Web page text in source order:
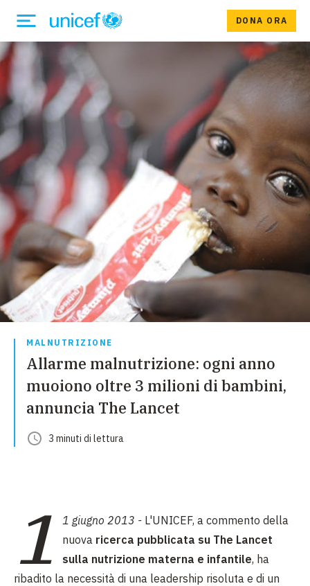
DONA ORA
MALNUTRIZIONE
Allarme malnutrizione: ogni anno
muoiono oltre 3 milioni di bambini,
annuncia The Lancet
3 minuti di lettura
1 1 giugno 2013 - L'UNICEF, a commento della
nuova ricerca pubblicata su The Lancet
sulla nutrizione materna e infantile, ha
ribadito la necessità di una leadership risoluta e di un